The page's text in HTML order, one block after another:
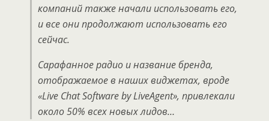
компаний также начали использовать его,
и все они продолжают использовать его
сейчас.
Сарафанное радио и название бренда,
отображаемое в наших виджетах, вроде
«Live Chat Software by LiveAgent», привлекали
около 50% всех новых лидов…